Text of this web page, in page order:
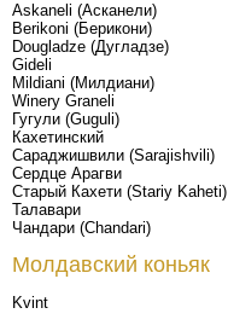
Askaneli (Асканели)
Berikoni (Берикони)
Dougladze (Дугладзе)
Gideli
Mildiani (Милдиани)
Winery Graneli
Гугули (Guguli)
Кахетинский
Сараджишвили (Sarajishvili)
Сердце Арагви
Старый Кахети (Stariy Kaheti)
Талавари
Чандари (Chandari)
Молдавский коньяк
Kvint